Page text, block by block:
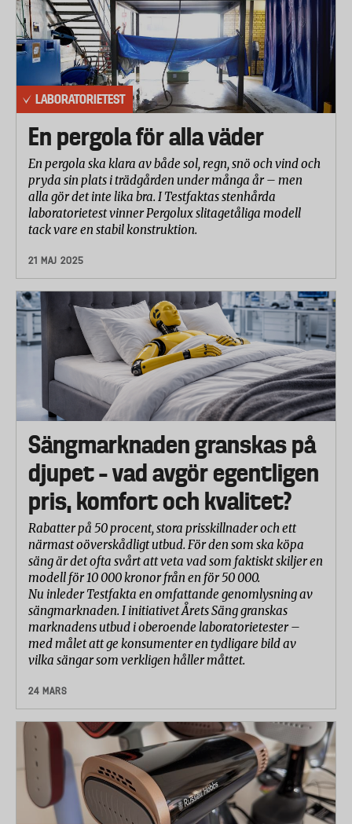
LABORATORIETEST
En pergola för alla väder
En pergola ska klara av både sol, regn, snö och vind och
pryda sin plats i trädgården under många år – men
alla gör det inte lika bra. I Testfaktas stenhårda
laboratorietest vinner Pergolux slitagetåliga modell
tack vare en stabil konstruktion.
21 MAJ 2025
Sängmarknaden granskas på
djupet – vad avgör egentligen
pris, komfort och kvalitet?
Rabatter på 50 procent, stora prisskillnader och ett
närmast oöverskådligt utbud. För den som ska köpa
säng är det ofta svårt att veta vad som faktiskt skiljer en
modell för 10 000 kronor från en för 50 000.
Nu inleder Testfakta en omfattande genomlysning av
sängmarknaden. I initiativet Årets Säng granskas
marknadens utbud i oberoende laboratorietester –
med målet att ge konsumenter en tydligare bild av
vilka sängar som verkligen håller måttet.
24 MARS